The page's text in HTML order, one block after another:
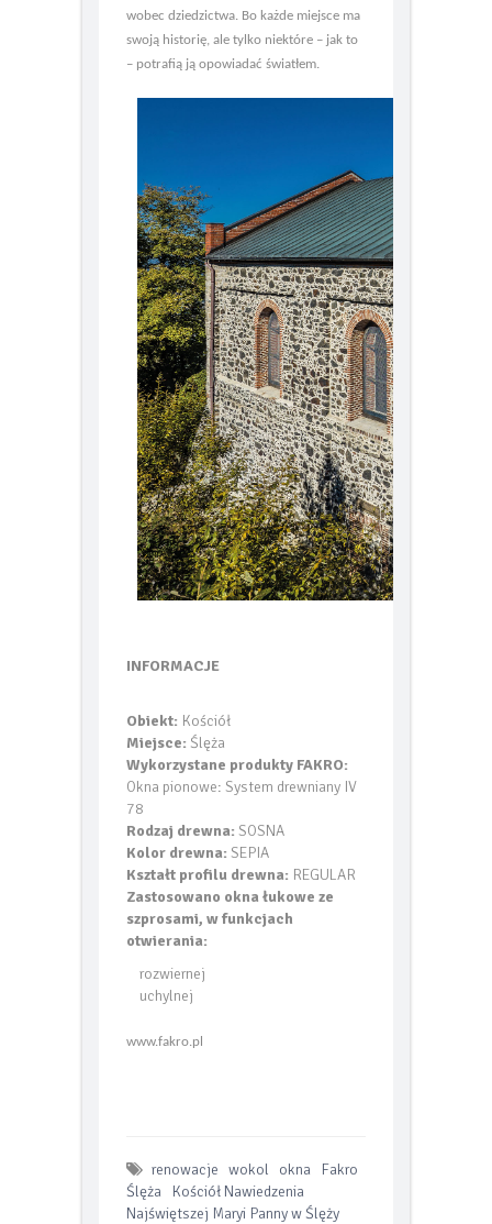
projektowania – to także wyraz szacunku
wobec dziedzictwa. Bo każde miejsce ma
swoją historię, ale tylko niektóre – jak to
Obiekt:Kościół
Miejsce:Ślęża
Wykorzystane produkty FAKRO:
Okna pionowe: System drewniany IV
78
Rodzaj drewna:SOSNA
Kolor drewna: SEPIA
Kształt profilu drewna:REGULAR
Zastosowano okna łukowe ze
szprosami, w funkcjach
rozwiernej
renowacje wokol okna
Ślęża Kościół Nawiedzenia